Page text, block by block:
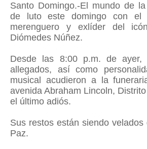
Santo Domingo.-El mundo de
de luto este domingo con el
merenguero y exlíder del
Diómedes Núñez.
Desde las 8:00 p.m. de ayer,
allegados, así como
musical acudieron a la
avenida Abraham Lincoln,
el último adiós.
Sus restos están siendo
Paz.